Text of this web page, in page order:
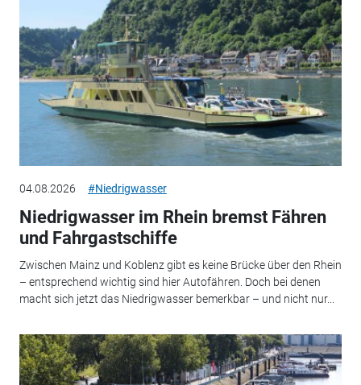
04.08.2026 #Niedrigwasser
Niedrigwasser im Rhein bremst Fähren
und Fahrgastschiffe
Zwischen Mainz und Koblenz gibt es keine Brücke über den Rhein
– entsprechend wichtig sind hier Autofähren. Doch bei denen
macht sich jetzt das Niedrigwasser bemerkbar – und nicht nur...